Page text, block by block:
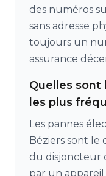
des numéros
sans adresse
toujours un
assurance
Quelles sont
les plus
Les pannes
Béziers sont
du disjoncteur
par un